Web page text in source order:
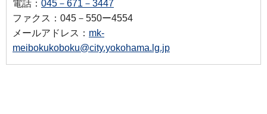
電話： 045－671－3447
ファクス：045－550ー4554
メールアドレス： mk-
meibokukoboku@city.yokohama.lg.jp